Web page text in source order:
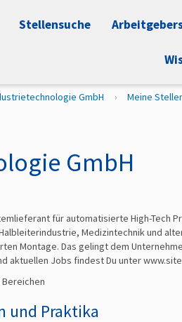
Stellensuche
GmbH Meine
GmbH
für automatisierte High-Tech
Medizintechnik und
Montage. Das gelingt dem
aktuellen Jobs findest Du unter
und Praktika